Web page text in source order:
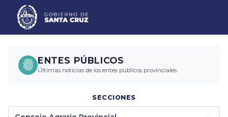
ENTES PÚBLICOS
Últimas noticias de los entes públicos provinciales.
SECCIONES